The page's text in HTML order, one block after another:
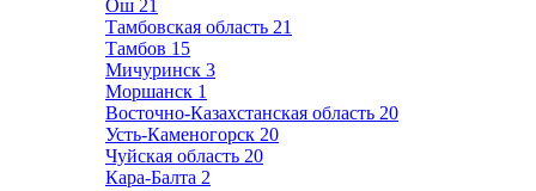
Ош 21
Тамбовская область 21
Тамбов 15
Мичуринск 3
Моршанск 1
Восточно-Казахстанская область 20
Усть-Каменогорск 20
Чуйская область 20
Кара-Балта 2